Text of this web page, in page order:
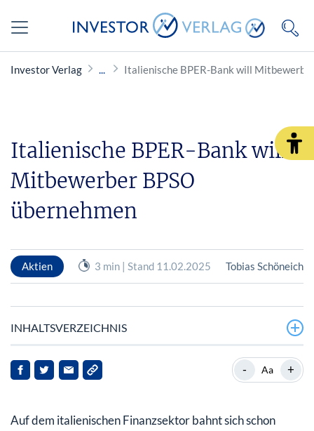
Investor Verlag Italienische BPER-Bank will
Italienische BPER-Bank will
Mitbewerber BPSO
übernehmen
Aktien 3 min | Stand 11.02.2025 Tobias Schöneich
INHALTSVERZEICHNIS
BPER und BPSO im Kurzporträt
So reagierte die Börse
- Aa +
Auf dem italienischen Finanzsektor bahnt sich schon